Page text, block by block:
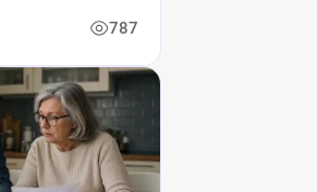
787